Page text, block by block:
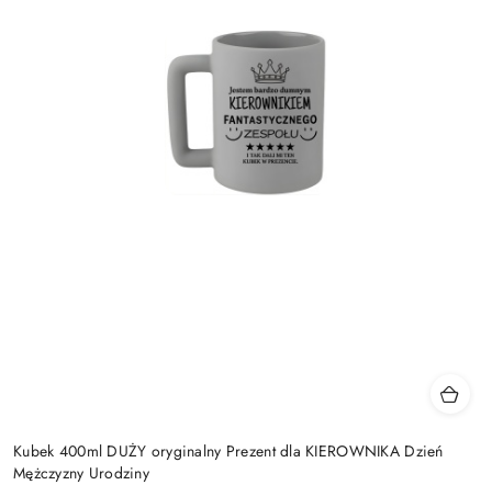
Kubek 400ml DUŻY oryginalny Prezent dla KIEROWNIKA Dzień
Mężczyzny Urodziny